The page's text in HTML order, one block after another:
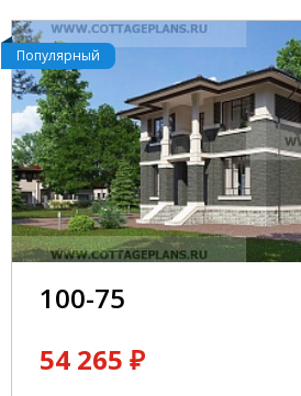
Популярный
100-75
54 265 ₽